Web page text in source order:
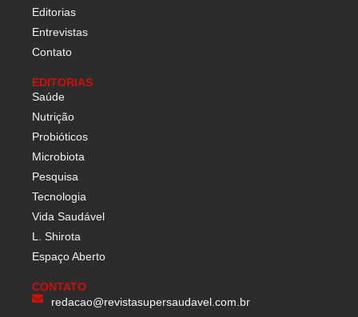
Editorias
Entrevistas
Contato
EDITORIAS
Saúde
Nutrição
Probióticos
Microbiota
Pesquisa
Tecnologia
Vida Saudável
L. Shirota
Espaço Aberto
CONTATO
redacao@revistasupersaudavel.com.br